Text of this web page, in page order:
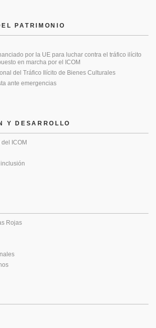
PATRIMONIO
por la UE para luchar contra el tráfico ilícito
en marcha por el ICOM
del Tráfico Ilícito de Bienes Culturales
ante emergencias
Y DESARROLLO
ICOM
Rojas